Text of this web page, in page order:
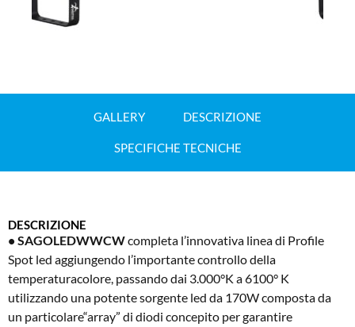
GALLERY DESCRIZIONE
SPECIFICHE TECNICHE
DESCRIZIONE
• SAGOLEDWWCWcompleta l’innovativa linea di Profile
Spot led aggiungendo l’importante controllo della
temperaturacolore, passando dai 3.000°K a 6100° K
utilizzando una potente sorgente led da 170W composta da
un particolare“array” di diodi concepito per garantire